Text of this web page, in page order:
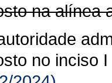
na alínea
no inciso